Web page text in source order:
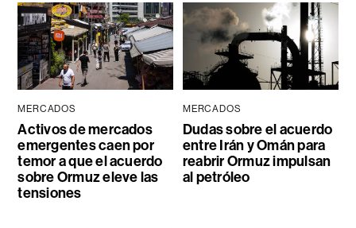
MERCADOS
Activos de mercados
emergentes caen por
temor a que el acuerdo
sobre Ormuz eleve las
tensiones
MERCADOS
Dudas sobre el acuerdo
entre Irán y Omán para
reabrir Ormuz impulsan
al petróleo